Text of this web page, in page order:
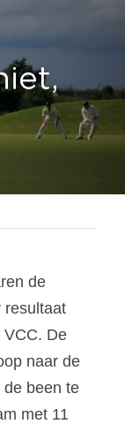
de
resultaat
VCC. De
naar de
been te
met 11